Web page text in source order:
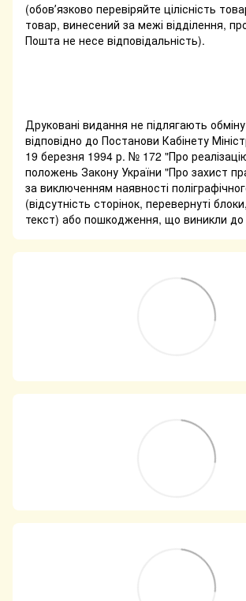
(обовʼязково перевіряйте цілісність
товар, винесений за межі відділення,
Пошта не несе відповідальність).
Друковані видання не підлягають
відповідно до Постанови Кабінету
19 березня 1994 р. № 172 "Про
положень Закону України "Про захист
за виключенням наявності
(відсутність сторінок, перевернуті
текст) або пошкодження, що виникли